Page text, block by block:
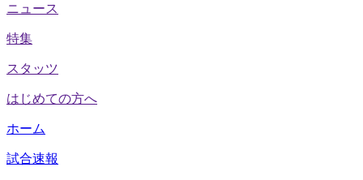
ニュース
特集
スタッツ
はじめての方へ
ホーム
試合速報